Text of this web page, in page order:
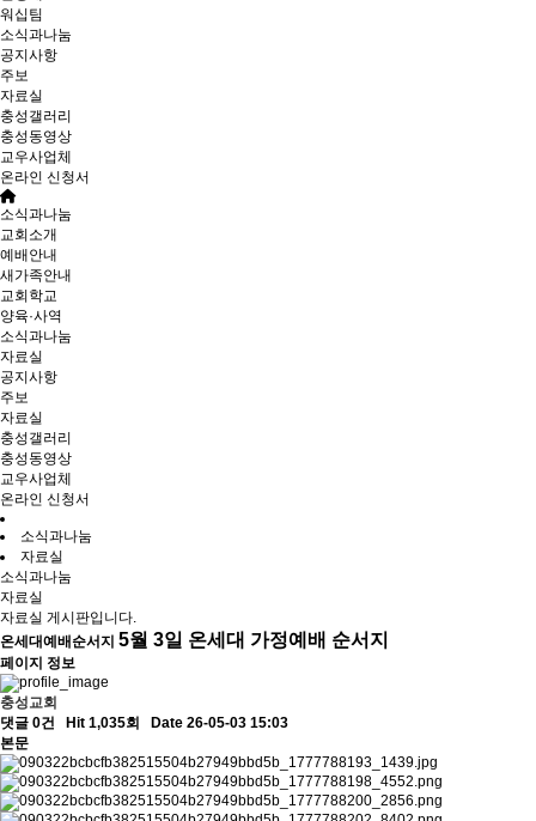
워십팀
소식과나눔
공지사항
주보
자료실
충성갤러리
충성동영상
교우사업체
온라인 신청서
소식과나눔
교회소개
예배안내
새가족안내
교회학교
양육·사역
소식과나눔
자료실
공지사항
주보
자료실
충성갤러리
충성동영상
교우사업체
온라인 신청서
소식과나눔
자료실
소식과나눔
자료실
자료실 게시판입니다.
온세대예배순서지 5월 3일 온세대 가정예배 순서지
페이지 정보
충성교회
댓글 0건
Hit 1,035회
Date 26-05-03 15:03
본문